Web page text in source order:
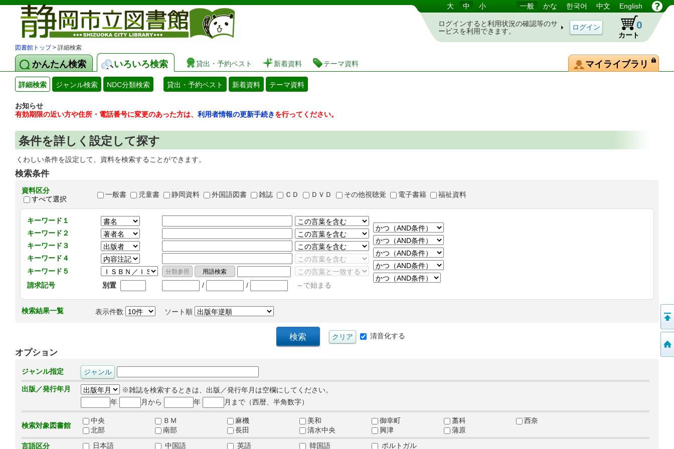
図書館 蔵書検索・予約システム 大 中 小 一般 かな 한국어 中文 English
ログインすると利用状況の確認等のサ
ービスを利用できます。
カート
0
図書館トップ> 詳細検索
かんたん検索 いろいろ検索 貸出・予約ベスト 新着資料 テーマ資料 マイライブラリ
詳細検索 ジャンル検索 NDC分類検索 貸出・予約ベスト 新着資料 テーマ資料
お知らせ
有効期限の近い方や住所・電話番号に変更のあった方は、 利用者情報の更新手続きを行ってください。
条件を詳しく設定して探す
くわしい条件を設定して、資料を検索することができます。
検索条件
資料区分
すべて選択
一般書 児童書 静岡資料 外国語図書 雑誌 ＣＤ ＤＶＤ その他視聴覚 電子書籍 福祉資料
キーワード１
キーワード２
キーワード３
キーワード４
キーワード５
請求記号
別置 / / ～で始まる
検索結果一覧 表示件数 ソート順
清音化する
オプション
ジャンル指定
出版／発行年月
※雑誌を検索するときは、出版／発行年月は空欄にしてください。
年
月から 年 月まで（西暦、半角数字）
検索対象図書館
中央 ＢＭ 麻機 美和 御幸町 藁科
西奈
北部
南部 長田 清水中央 興津
蒲原
言語区分
日本語 中国語 英語 韓国語 ポルトガル